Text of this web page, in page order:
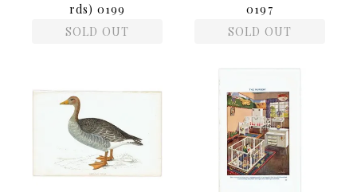
rds) 0199
SOLD OUT
0197
SOLD OUT